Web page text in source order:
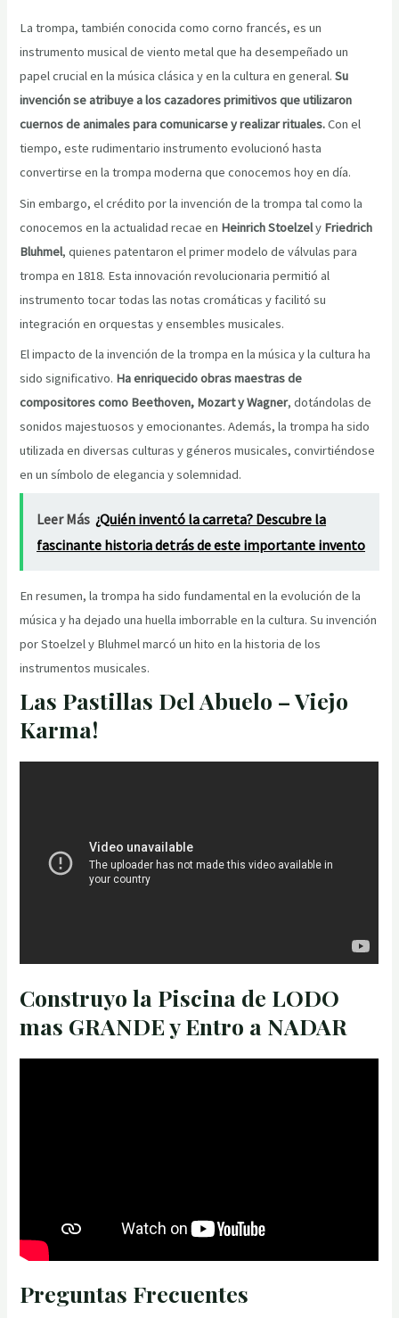
La trompa, también conocida como corno francés, es un
instrumento musical de viento metal que ha desempeñado un
papel crucial en la música clásica y en la cultura en general.Su
invención se atribuye a los cazadores primitivos que utilizaron
cuernos de animales para comunicarse y realizar rituales.Con el
tiempo, este rudimentario instrumento evolucionó hasta
convertirse en la trompa moderna que conocemos hoy en día.
Sin embargo, el crédito por la invención de la trompa tal como la
conocemos en la actualidad recae en Heinrich Stoelzely Friedrich
Bluhmel, quienes patentaron el primer modelo de válvulas para
trompa en 1818. Esta innovación revolucionaria permitió al
instrumento tocar todas las notas cromáticas y facilitó su
integración en orquestas y ensembles musicales.
El impacto de la invención de la trompa en la música y la cultura ha
sido significativo. Ha enriquecido obras maestras de
compositores como Beethoven, Mozart y Wagner, dotándolas de
sonidos majestuosos y emocionantes. Además, la trompa ha sido
utilizada en diversas culturas y géneros musicales, convirtiéndose
en un símbolo de elegancia y solemnidad.
Leer Más ¿Quién inventó la carreta? Descubre la
fascinante historia detrás de este importante invento
En resumen, la trompa ha sido fundamental en la evolución de la
música y ha dejado una huella imborrable en la cultura. Su invención
por Stoelzel y Bluhmel marcó un hito en la historia de los
instrumentos musicales.
Las Pastillas Del Abuelo – Viejo
Karma!
Construyo la Piscina de LODO
mas GRANDE y Entro a NADAR
Preguntas Frecuentes